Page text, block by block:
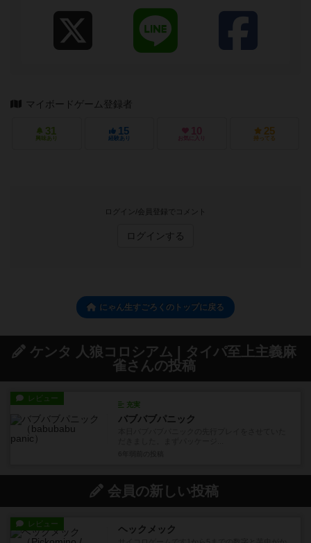
マイボードゲーム登録者
31
興味あり
15
経験あり
10
お気に入り
25
持ってる
ログイン/会員登録でコメント
ログインする
にゃん生すごろくのトップに戻る
ケンタ 人狼コロシアム | タイパ至上主義麻
雀さんの投稿
レビュー
充実
バブバブパニック
会員の新しい投稿
レビュー ヘックメック